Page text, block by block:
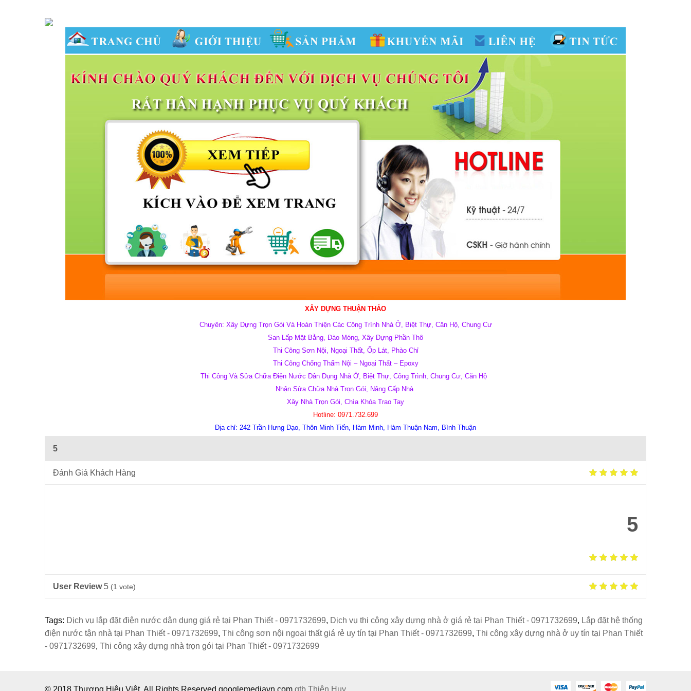
XÂY DỰNG THUẬN THẢO
Chuyên: Xây Dựng Trọn Gói Và Hoàn Thiện Các Công Trình Nhà Ở, Biệt Thự, Căn Hộ, Chung Cư
San Lấp Mặt Bằng, Đào Móng, Xây Dựng Phần Thô
Thi Công Sơn Nội, Ngoại Thất, Ốp Lát, Phào Chỉ
Thi Công Chống Thấm Nội – Ngoại Thất – Epoxy
Thi Công Và Sửa Chữa Điện Nước Dân Dụng Nhà Ở, Biệt Thự, Công Trình, Chung Cư, Căn Hộ
Nhận Sửa Chữa Nhà Trọn Gói, Nâng Cấp Nhà
Xây Nhà Trọn Gói, Chìa Khóa Trao Tay
Hotline: 0971.732.699
Địa chỉ: 242 Trần Hưng Đạo, Thôn Minh Tiến, Hàm Minh, Hàm Thuận Nam, Bình Thuận
5
Đánh Giá Khách Hàng
5
User Review 5 (1 vote)
Tags: Dịch vụ lắp đặt điện nước dân dụng giá rẻ tại Phan Thiết - 0971732699, Dịch vụ thi công xây dựng nhà ở giá rẻ tại Phan Thiết - 0971732699, Lắp đặt hệ thống
điện nước tận nhà tại Phan Thiết - 0971732699, Thi công sơn nội ngoại thất giá rẻ uy tín tại Phan Thiết - 0971732699, Thi công xây dựng nhà ở uy tín tại Phan Thiết
- 0971732699, Thi công xây dựng nhà trọn gói tại Phan Thiết - 0971732699
© 2018 Thương Hiệu Việt. All Rights Reserved googlemediavn.com gtb Thiên Huy